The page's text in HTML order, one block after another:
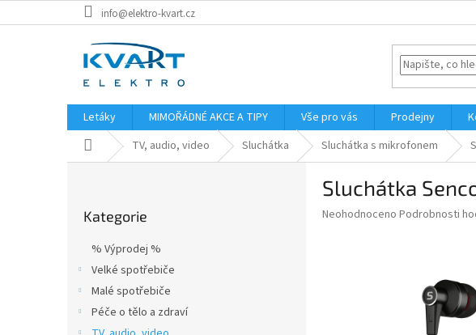
na
info@elektro-kvart.cz
Letáky MIMOŘÁDNÉ AKCE A TIPY Vše pro vás Prodejny
Domů TV, audio, video Sluchátka Sluchátka s mikrofonem
kategorie
Kategorie
% Výprodej %
Velké spotřebiče
Malé spotřebiče
Péče o tělo a zdraví
Sluchátka
Průměrné
Neohodnoceno Podrobnosti